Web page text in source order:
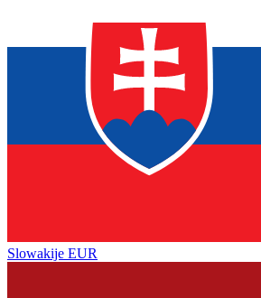
Slowakije EUR